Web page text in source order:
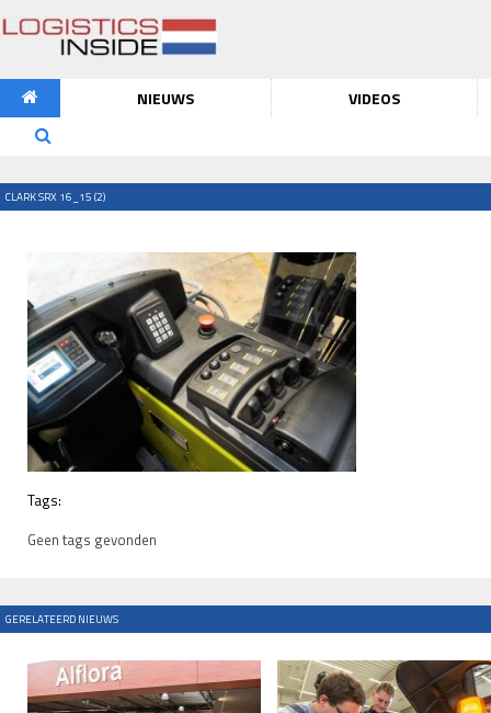
NIEUWS VIDEOS
CLARK SRX 16_15 (2)
Tags:
Geen tags gevonden
GERELATEERD NIEUWS